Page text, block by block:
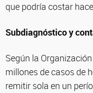
que podría costar
Subdiagnóstico y
Según la
millones de casos de
remitir sola en un